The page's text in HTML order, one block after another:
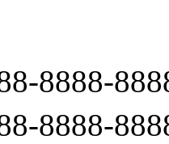
8888-
8888-